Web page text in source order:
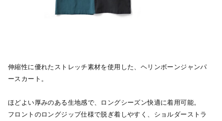
伸縮性に優れたストレッチ素材を使用した、ヘリンボーンジャンパ
ースカート。
ほどよい厚みのある生地感で、ロングシーズン快適に着用可能。
フロントのロングジップ仕様で脱ぎ着しやすく、ショルダーストラ